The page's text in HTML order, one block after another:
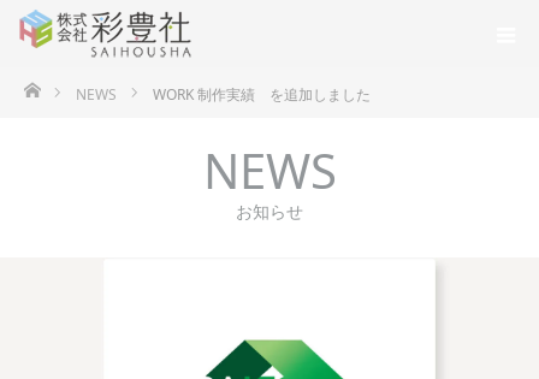
ホームNEWS WORK 制作実績 を追加しました
NEWS
お知らせ